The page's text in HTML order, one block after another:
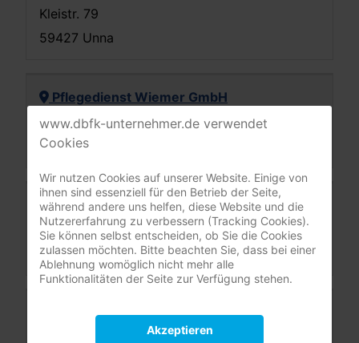
Kleistr. 79
59427 Unna
Pflegedienst Wiemer GmbH
Mastholter Str. 318
59558 Lippstadt
Via Nova GmbH
Marktstr. 27
59759 Arnsberg
Ambulante Pflege Wohnen und Leben
www.dbfk-unternehmer.de verwendet
Cookies
Wir nutzen Cookies auf unserer Website. Einige von
ihnen sind essenziell für den Betrieb der Seite,
während andere uns helfen, diese Website und die
Nutzererfahrung zu verbessern (Tracking Cookies).
Sie können selbst entscheiden, ob Sie die Cookies
zulassen möchten. Bitte beachten Sie, dass bei einer
Ablehnung womöglich nicht mehr alle
Funktionalitäten der Seite zur Verfügung stehen.
Akzeptieren